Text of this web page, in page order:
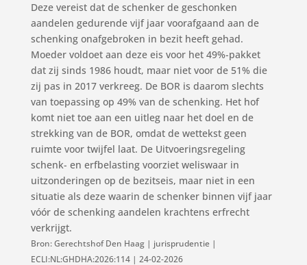
Deze vereist dat de schenker de geschonken
aandelen gedurende vijf jaar voorafgaand aan de
schenking onafgebroken in bezit heeft gehad.
Moeder voldoet aan deze eis voor het 49%-pakket
dat zij sinds 1986 houdt, maar niet voor de 51% die
zij pas in 2017 verkreeg. De BOR is daarom slechts
van toepassing op 49% van de schenking. Het hof
komt niet toe aan een uitleg naar het doel en de
strekking van de BOR, omdat de wettekst geen
ruimte voor twijfel laat. De Uitvoeringsregeling
schenk- en erfbelasting voorziet weliswaar in
uitzonderingen op de bezitseis, maar niet in een
situatie als deze waarin de schenker binnen vijf jaar
vóór de schenking aandelen krachtens erfrecht
verkrijgt.
Bron: Gerechtshof Den Haag | jurisprudentie |
ECLI:NL:GHDHA:2026:114 | 24-02-2026